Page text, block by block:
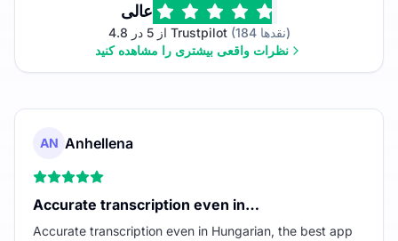
عالی
4.8 از 5 در Trustpilot
(184 نقدها)
نظرات واقعی بیشتری را مشاهده کنید
AN Anhellena
Accurate transcription even in…
Accurate transcription even in Hungarian, the best app